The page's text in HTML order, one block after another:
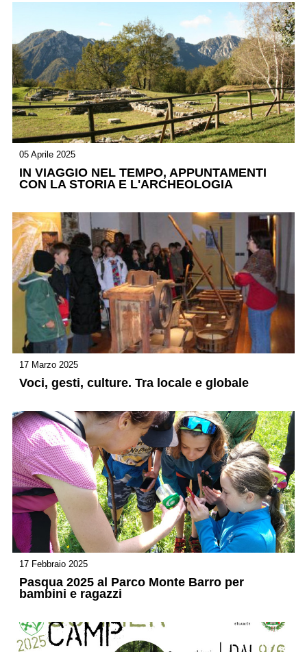
05 Aprile 2025
IN VIAGGIO NEL TEMPO, APPUNTAMENTI
CON LA STORIA E L'ARCHEOLOGIA
17 Marzo 2025
Voci, gesti, culture. Tra locale e globale
17 Febbraio 2025
Pasqua 2025 al Parco Monte Barro per
bambini e ragazzi